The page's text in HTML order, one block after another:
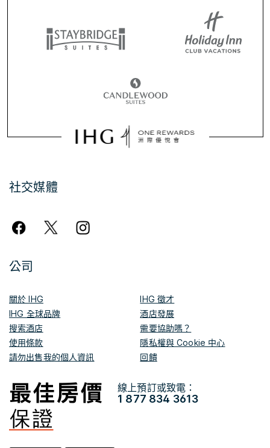
社交媒體
公司
關於 IHG
IHG 徵才
IHG 全球品牌
酒店發展
搜索酒店
需要協助嗎？
使用條款
隱私權與 Cookie 中心
請勿出售我的個人資訊
回饋
線上預訂或致電：
1 877 834 3613